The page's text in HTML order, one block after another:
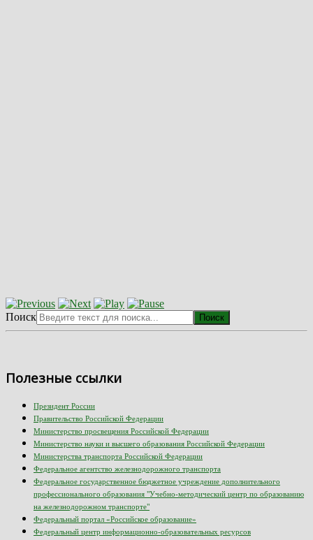
Поиск Поиск
Полезные ссылки
Президент России
Правительство Российской Федерации
Министерство просвещения Российской Федерации
Министерство науки и высшего образования Российской Федерации
Министерства транспорта Российской Федерации
Федеральное агентство железнодорожного транспорта
Федеральное государственное бюджетное учреждение дополнительного
профессионального образования "Учебно-методический центр по образованию
на железнодорожном транспорте"
Федеральный портал «Российское образование»
Федеральный центр информационно-образовательных ресурсов